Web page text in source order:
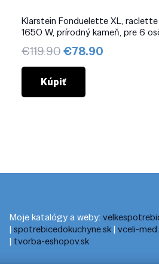
Klarstein Fonduelette XL,
1650 W, prírodný kameň, pre 6
€119.90Pôvodná
cena
bola:
€119.90.
€78.90Aktuálna
Kúpiť
Moje katalógy a weby:
| spotrebicedokuchyne.sk| vceli-
| tvorba-eshopov.sk